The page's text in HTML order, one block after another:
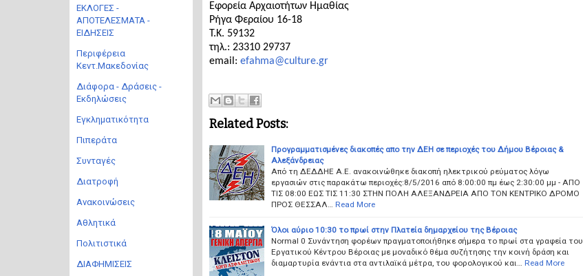
Εφορεία Αρχαιοτήτων Ημαθίας
Ρήγα Φεραίου 16-18
Τ.Κ. 59132
τηλ.: 23310 29737
email: efahma@culture.gr
Related Posts:
Προγραμματισμένες διακοπές απο την ΔΕΗ σε περιοχές του Δήμου Βέροιας &
Αλεξάνδρειας
Από τη ΔΕΔΔΗΕ Α.Ε. ανακοινώθηκε διακοπή ηλεκτρικού ρεύματος λόγω
εργασιών στις παρακάτω περιοχές:8/5/2016 από 8:00:00 πμ έως 2:30:00 μμ - ΑΠΟ
ΤΙΣ 08:00 ΕΩΣ ΤΙΣ 11:30 ΣΤΗΝ ΠΟΛΗ ΑΛΕΞΑΝΔΡΕΙΑ ΑΠΟ ΤΟΝ ΚΕΝΤΡΙΚΟ ΔΡΟΜΟ
ΠΡΟΣ ΘΕΣΣΑΛ…
Read More
Όλοι αύριο 10:30 το πρωί στην Πλατεία δημαρχείου της Βέροιας
Normal 0 Συνάντηση φορέων πραγματοποιήθηκε σήμερα το πρωί στα γραφεία του
Εργατικού Κέντρου Βέροιας με μοναδικό θέμα συζήτησης την κοινή δράση και
διαμαρτυρία ενάντια στα αντιλαϊκά μέτρα, του φορολογικού και…
Read More
ΕΚΛΟΓΕΣ -
ΑΠΟΤΕΛΕΣΜΑΤΑ -
ΕΙΔΗΣΕΙΣ
Περιφέρεια
Κεντ.Μακεδονίας
Διάφορα - Δράσεις -
Εκδηλώσεις
Εγκληματικότητα
Πιπεράτα
Συνταγές
Διατροφή
Ανακοινώσεις
Αθλητικά
Πολιτιστικά
ΔΙΑΦΗΜΙΣΕΙΣ